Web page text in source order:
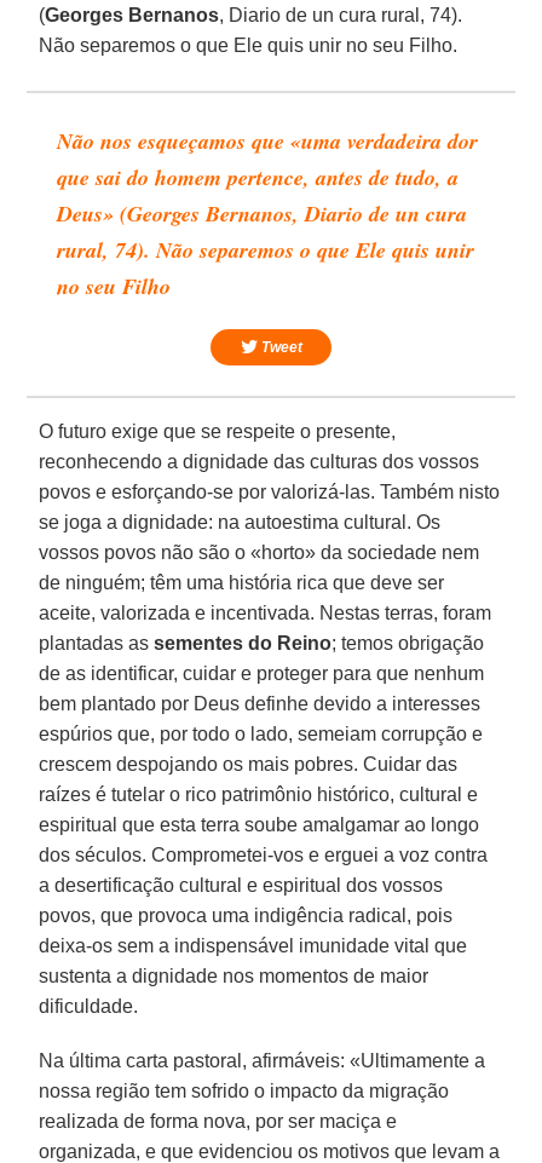
(Georges Bernanos, Diario de un cura rural, 74).
Não separemos o que Ele quis unir no seu Filho.
Não nos esqueçamos que «uma verdadeira dor
que sai do homem pertence, antes de tudo, a
Deus» (Georges Bernanos, Diario de un cura
rural, 74). Não separemos o que Ele quis unir
no seu Filho
Tweet
O futuro exige que se respeite o presente,
reconhecendo a dignidade das culturas dos vossos
povos e esforçando-se por valorizá-las. Também nisto
se joga a dignidade: na autoestima cultural. Os
vossos povos não são o «horto» da sociedade nem
de ninguém; têm uma história rica que deve ser
aceite, valorizada e incentivada. Nestas terras, foram
plantadas as sementes do Reino; temos obrigação
de as identificar, cuidar e proteger para que nenhum
bem plantado por Deus definhe devido a interesses
espúrios que, por todo o lado, semeiam corrupção e
crescem despojando os mais pobres. Cuidar das
raízes é tutelar o rico patrimônio histórico, cultural e
espiritual que esta terra soube amalgamar ao longo
dos séculos. Comprometei-vos e erguei a voz contra
a desertificação cultural e espiritual dos vossos
povos, que provoca uma indigência radical, pois
deixa-os sem a indispensável imunidade vital que
sustenta a dignidade nos momentos de maior
dificuldade.
Na última carta pastoral, afirmáveis: «Ultimamente a
nossa região tem sofrido o impacto da migração
realizada de forma nova, por ser maciça e
organizada, e que evidenciou os motivos que levam a